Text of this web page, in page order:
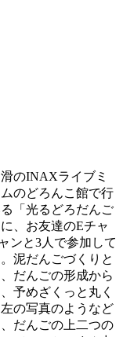
のINAXライブミ
のどろんこ館で行
「光るどろだんご
、お友達のEチャ
ンと3人で参加して
泥だんごづくりと
だんごの形成から
予めざくっと丸く
の写真のようなど
だんごの上二つの